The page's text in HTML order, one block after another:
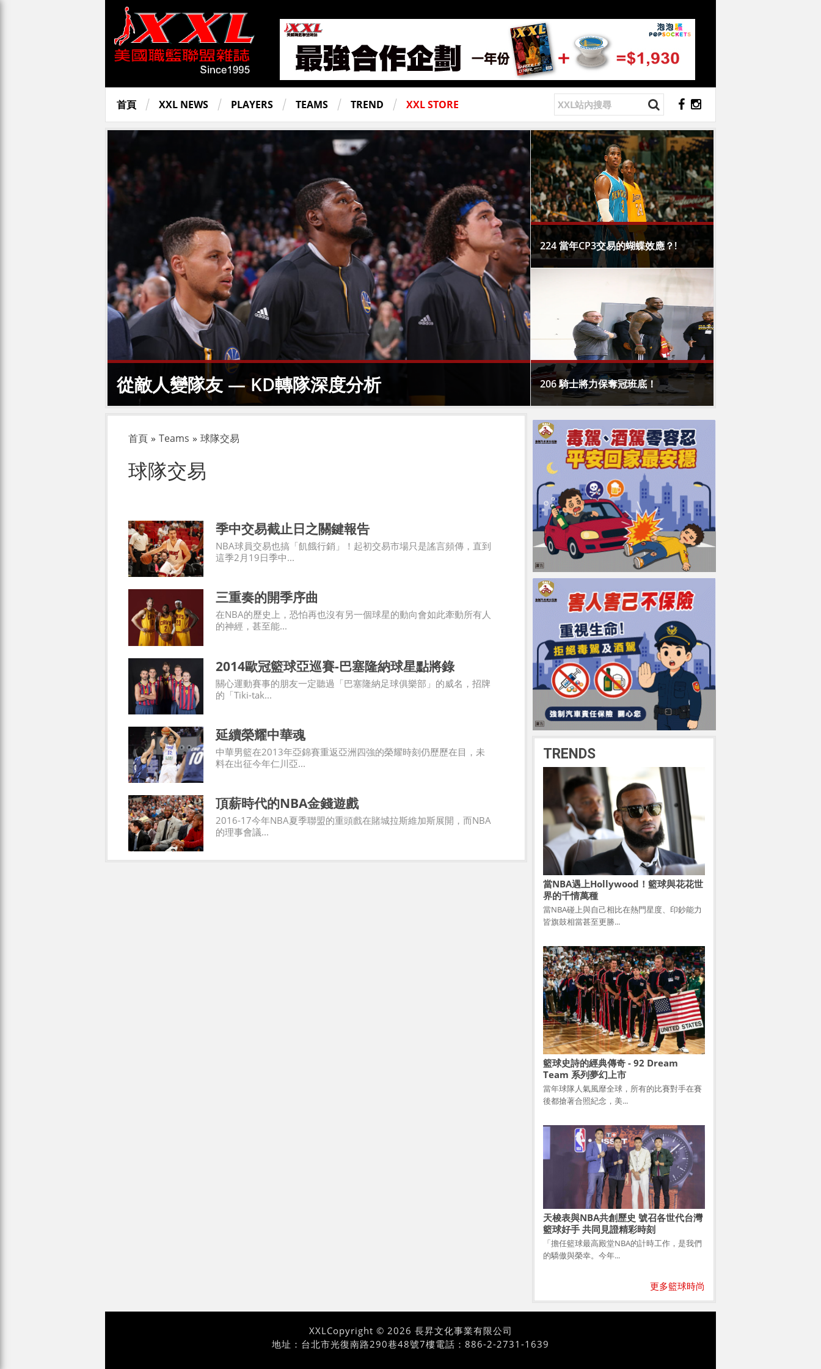
首頁 XXL NEWS PLAYERS TEAMS TREND XXL STORE
從敵人變隊友 — KD轉隊深度分析
224 當年CP3交易的蝴蝶效應？!
206 騎士將力保奪冠班底！
首頁 » Teams » 球隊交易
球隊交易
季中交易截止日之關鍵報告
NBA球員交易也搞「飢餓行銷」！起初交易市場只是謠言頻傳，直到
這季2月19日季中...
三重奏的開季序曲
在NBA的歷史上，恐怕再也沒有另一個球星的動向會如此牽動所有人
的神經，甚至能...
2014歐冠籃球亞巡賽-巴塞隆納球星點將錄
關心運動賽事的朋友一定聽過「巴塞隆納足球俱樂部」的威名，招牌
的「Tiki-tak...
延續榮耀中華魂
中華男籃在2013年亞錦賽重返亞洲四強的榮耀時刻仍歷歷在目，未
料在出征今年仁川亞...
頂薪時代的NBA金錢遊戲
2016-17今年NBA夏季聯盟的重頭戲在賭城拉斯維加斯展開，而NBA
的理事會議...
TRENDS
當NBA遇上Hollywood！籃球與花花世
界的千情萬種
當NBA碰上與自己相比在熱門星度、印鈔能力
皆旗鼓相當甚至更勝...
籃球史詩的經典傳奇 - 92 Dream
Team 系列夢幻上市
當年球隊人氣風靡全球，所有的比賽對手在賽
後都搶著合照紀念，美...
天梭表與NBA共創歷史 號召各世代台灣
籃球好手 共同見證精彩時刻
「擔任籃球最高殿堂NBA的計時工作，是我們
的驕傲與榮幸。今年...
更多籃球時尚
XXLCopyright © 2026 長昇文化事業有限公司
地址：台北市光復南路290巷48號7樓電話：886-2-2731-1639